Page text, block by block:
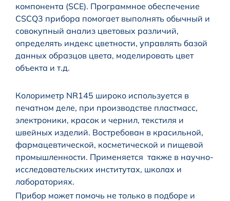
компонента (SCE). Программное обеспечение
CSCQ3 прибора помогает выполнять обычный и
совокупный анализ цветовых различий,
определять индекс цветности, управлять базой
данных образцов цвета, моделировать цвет
объекта и т.д.
Колориметр NR145 широко используется в
печатном деле, при производстве пластмасс,
электроники, красок и чернил, текстиля и
швейных изделий. Востребован в красильной,
фармацевтической, косметической и пищевой
промышленности. Применяется также в научно-
исследовательских институтах, школах и
лабораториях.
Прибор может помочь не только в подборе и